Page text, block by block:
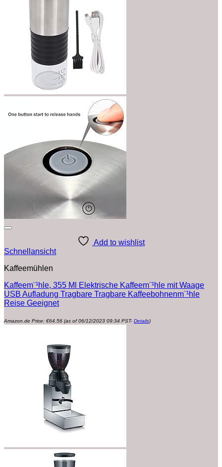
Add to wishlist
Schnellansicht
Kaffeemühlen
Kaffeem¨¹hle, 355 Ml Elektrische Kaffeem¨¹hle mit Waage
USB Aufladung Tragbare Tragbare Kaffeebohnenm¨¹hle
Reise Geeignet
Amazon.de Price: €64.56 (as of 06/12/2023 09:34 PST- Details)